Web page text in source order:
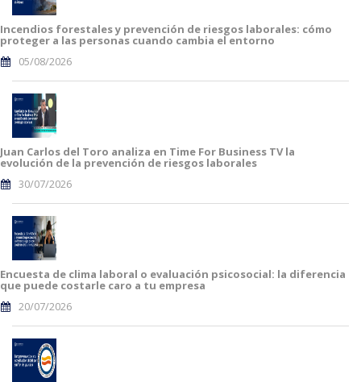
Incendios forestales y prevención de riesgos laborales: cómo
proteger a las personas cuando cambia el entorno
05/08/2026
Juan Carlos del Toro analiza en Time For Business TV la
evolución de la prevención de riesgos laborales
30/07/2026
Encuesta de clima laboral o evaluación psicosocial: la diferencia
que puede costarle caro a tu empresa
20/07/2026